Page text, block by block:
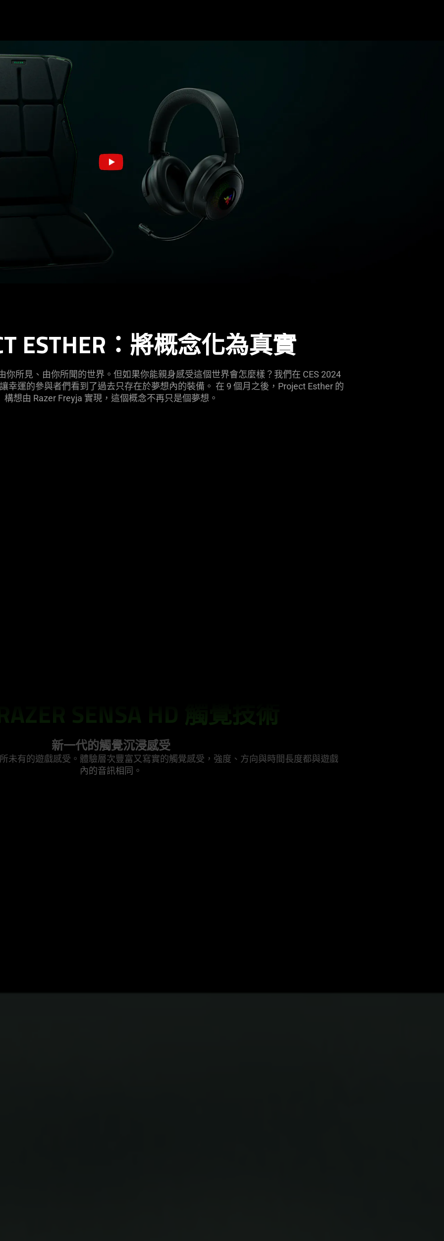
ESTHER：將概念化為真實
你所見、由你所聞的世界。但如果你能親身感受這個世界會怎麼樣？我們在 CES 2024
幸運的參與者們看到了過去只存在於夢想內的裝備。 在 9 個月之後，Project Esther 的
構想由 Razer Freyja 實現，這個概念不再只是個夢想 。
SENSA HD 觸覺技術
新一代的觸覺沉浸感受
未有的遊戲感受。體驗層次豐富又寫實的觸覺感受，強度、方向與時間長度都與遊戲
內的音訊相同 。